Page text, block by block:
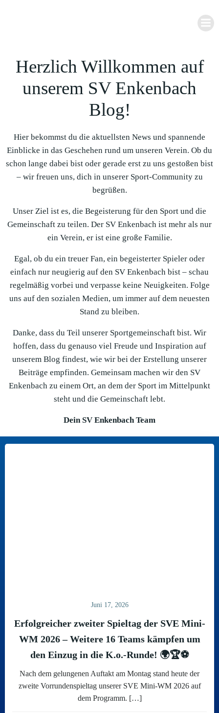
Herzlich Willkommen auf
unserem SV Enkenbach
Blog!
Hier bekommst du die aktuellsten News und spannende
Einblicke in das Geschehen rund um unseren Verein. Ob du
schon lange dabei bist oder gerade erst zu uns gestoßen bist
– wir freuen uns, dich in unserer Sport-Community zu
begrüßen.
Unser Ziel ist es, die Begeisterung für den Sport und die
Gemeinschaft zu teilen. Der SV Enkenbach ist mehr als nur
ein Verein, er ist eine große Familie.
Egal, ob du ein treuer Fan, ein begeisterter Spieler oder
einfach nur neugierig auf den SV Enkenbach bist – schau
regelmäßig vorbei und verpasse keine Neuigkeiten. Folge
uns auf den sozialen Medien, um immer auf dem neuesten
Stand zu bleiben.
Danke, dass du Teil unserer Sportgemeinschaft bist. Wir
hoffen, dass du genauso viel Freude und Inspiration auf
unserem Blog findest, wie wir bei der Erstellung unserer
Beiträge empfinden. Gemeinsam machen wir den SV
Enkenbach zu einem Ort, an dem der Sport im Mittelpunkt
steht und die Gemeinschaft lebt.
Dein SV Enkenbach Team
Juni 17, 2026
Erfolgreicher zweiter Spieltag der SVE Mini-
WM 2026 – Weitere 16 Teams kämpfen um
den Einzug in die K.o.-Runde! 🌍🏆⚽
Nach dem gelungenen Auftakt am Montag stand heute der
zweite Vorrundenspieltag unserer SVE Mini-WM 2026 auf
dem Programm. […]